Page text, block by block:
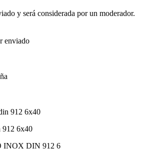
y será considerada por un moderador.
enviado
912 6x40
INOX DIN 912 6